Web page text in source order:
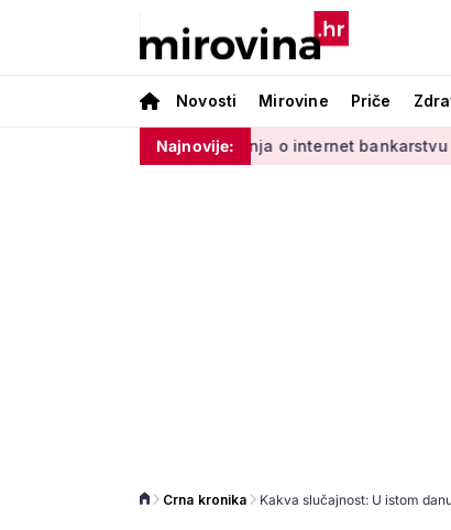
Novosti Mirovine Priče
Najnovije:
Od učenja o internet bankarstvu do vrtlarenja
Crna kronika